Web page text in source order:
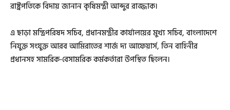
রাষ্ট্রপতিকে বিদায় জানান কৃষিমন্ত্রী আব্দুর রাজ্জাক।
এ ছাড়া মন্ত্রিপরিষদ সচিব, প্রধানমন্ত্রীর কার্যালয়ের মুখ্য সচিব, বাংলাদেশে
নিযুক্ত সংযুক্ত আরব আমিরাতের শার্জ দ্য আফেয়ার্স, তিন বাহিনীর
প্রধানসহ সামরিক-বেসামরিক কর্মকর্তারা উপস্থিত ছিলেন।